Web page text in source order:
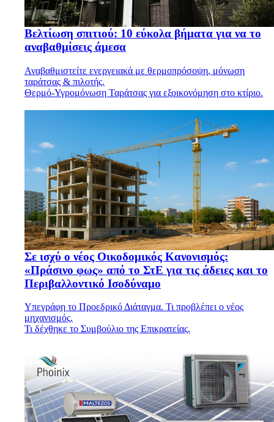
Βελτίωση σπιτιού: 10 εύκολα βήματα για να το
αναβαθμίσεις άμεσα
Αναβαθμιστείτε ενεργειακά με θερμοπρόσοψη, μόνωση
ταράτσας & πιλοτής.
Θερμό-Υγρομόνωση Ταράτσας για εξοικονόμηση στο κτίριο.
Σε ισχύ ο νέος Οικοδομικός Κανονισμός:
«Πράσινο φως» από το ΣτΕ για τις άδειες και το
Περιβαλλοντικό Ισοδύναμο
Υπεγράφη το Προεδρικό Διάταγμα. Τι προβλέπει ο νέος
μηχανισμός.
Τι δέχθηκε το Συμβούλιο της Επικρατείας.